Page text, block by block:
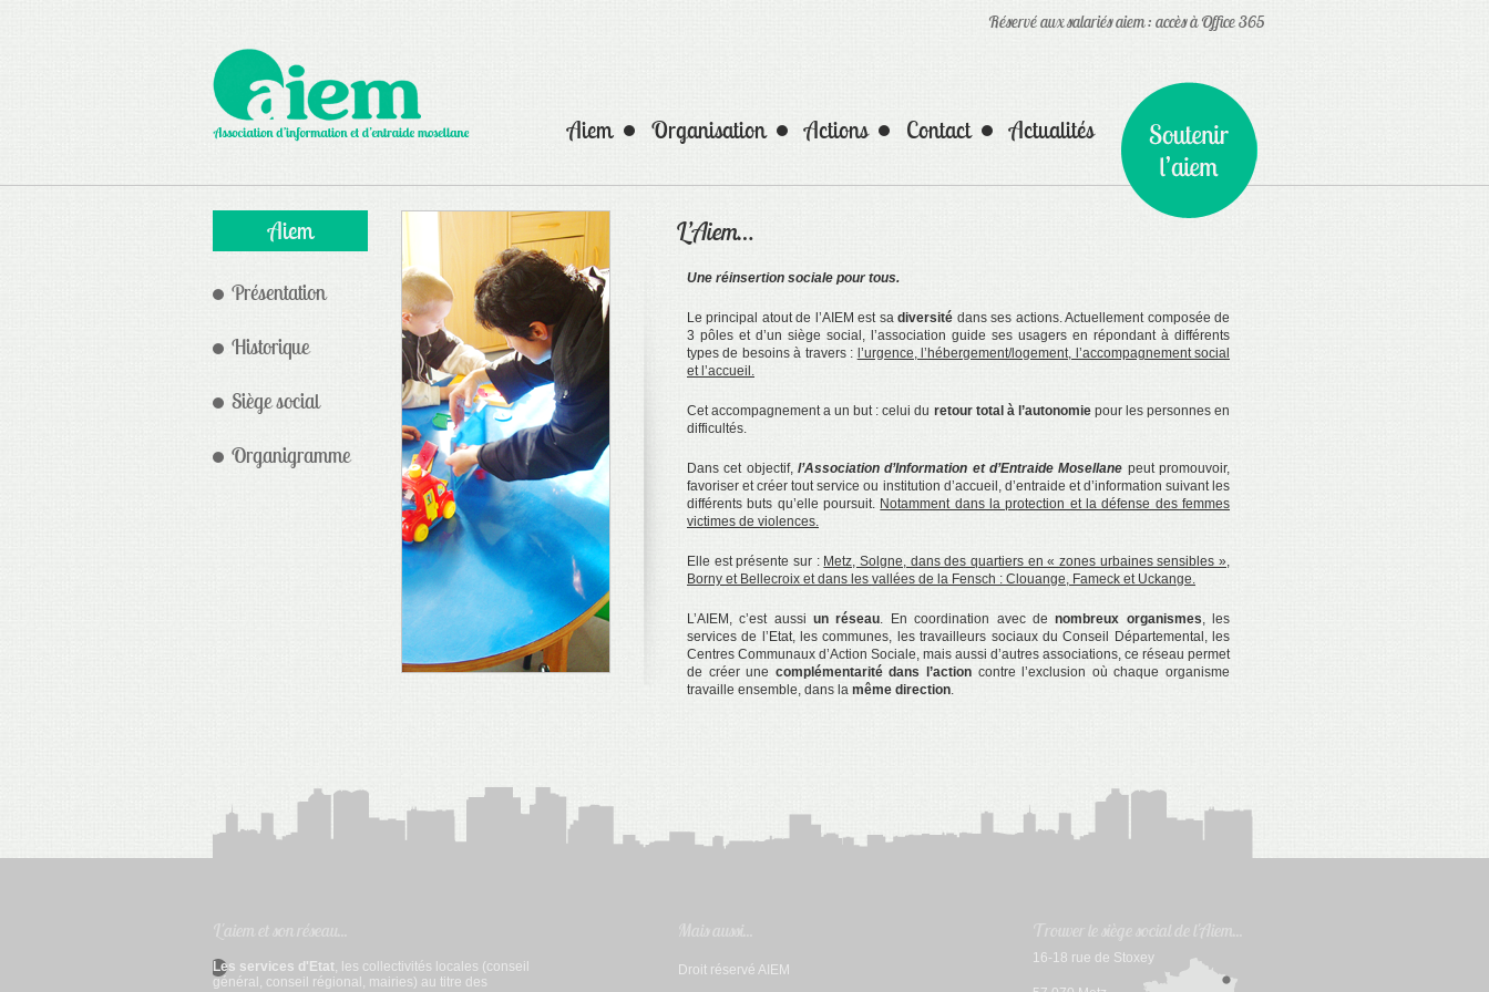
Réservé aux salariés aiem : accès à Office 365
Aiem Organisation Actions Contact Actualités
Aiem
Présentation
Historique
Siège social
Organigramme
L’Aiem…
Une réinsertion sociale pour tous.
Le principal atout de l’AIEM est sadiversité dans ses actions. Actuellement composée de
3 pôles et d’un siège social, l’association guide ses usagers en répondant à différents
types de besoins à travers : l’urgence, l’hébergement/logement, l’accompagnement social
et l’accueil.
Cet accompagnement a un but : celui du retour total à l’autonomiepour les personnes en
difficultés.
Dans cet objectif, l’Association d’Information et d’Entraide Mosellane peut promouvoir,
favoriser et créer tout service ou institution d’accueil, d’entraide et d’information suivant les
différents buts qu’elle poursuit. Notamment dans la protection et la défense des femmes
victimes de violences.
Elle est présente sur : Metz, Solgne, dans des quartiers en « zones urbaines sensibles »,
Borny et Bellecroix et dans les vallées de la Fensch : Clouange, Fameck et Uckange.
L’AIEM, c’est aussiun réseau. En coordination avec denombreux organismes, les
services de l’Etat, les communes, les travailleurs sociaux du Conseil Départemental, les
Centres Communaux d’Action Sociale, mais aussi d’autres associations, ce réseau permet
de créer une complémentarité dans l’action contre l’exclusion où chaque organisme
travaille ensemble, dans la même direction.
Les services d'Etat, les collectivités locales (conseil
général, conseil régional, mairies) au titre des
Droit réservé AIEM
16-18 rue de Stoxey